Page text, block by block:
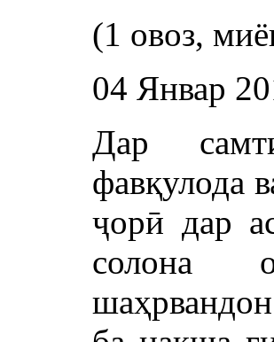
(1 овоз,
04 Январ
Дар
фавқулода
ҷорӣ дар
солона